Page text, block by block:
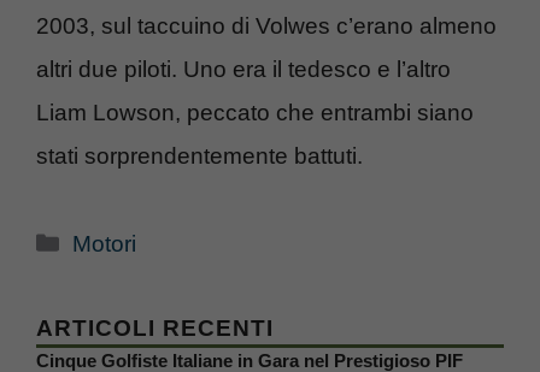
2003, sul taccuino di Volwes c’erano almeno
altri due piloti. Uno era il tedesco e l’altro
Liam Lowson, peccato che entrambi siano
stati sorprendentemente battuti.
Categorie
Motori
ARTICOLI RECENTI
Cinque Golfiste Italiane in Gara nel Prestigioso PIF